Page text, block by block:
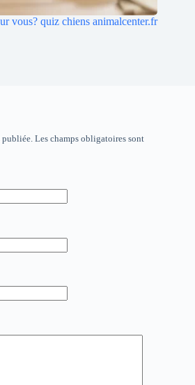
vous? quiz chiens animalcenter.fr
publiée. Les champs obligatoires sont